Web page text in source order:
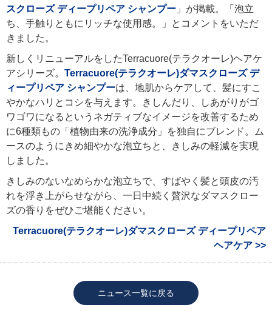
スクローズ ディープリペア シャンプー 」が掲載。「泡立
ち、手触りともにリッチな使用感。」とコメントをいただ
きました。
新しくリニューアルをしたTerracuore(テラクオーレ)ヘアケ
アシリーズ。 Terracuore(テラクオーレ)ダマスクローズ デ
ィープリペア シャンプーは、地肌からケアして、髪にすこ
やかなハリとコシを与えます。きしんだり、しあがりがゴ
ワゴワになるというネガティブなイメージを改善するため
に6種類もの「植物由来の洗浄成分」を独自にブレンド。ム
ースのようにきめ細やかな泡立ちと、きしみの軽減を実現
しました。
きしみのないなめらかな泡立ちで、すばやく髪と頭皮の汚
れを浮き上がらせながら、一日中続く贅沢なダマスクロー
ズの香りをぜひご堪能ください。
Terracuore(テラクオーレ)ダマスクローズ ディープリペア
ヘアケア >>
ニュース一覧に戻る